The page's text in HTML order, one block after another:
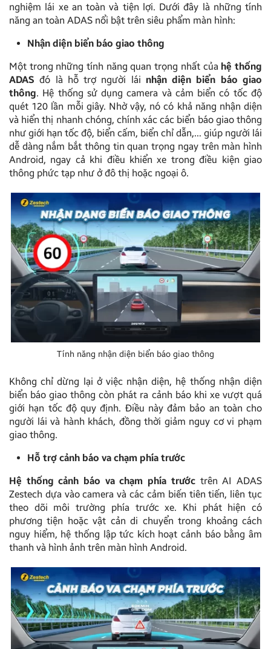
nghiệm lái xe an toàn và tiện lợi. Dưới đây là những tính
năng an toàn ADAS nổi bật trên siêu phẩm màn hình:
Nhận diện biển báo giao thông
Một trong những tính năng quan trọng nhất của hệ thống
ADAS đó là hỗ trợ người lái nhận diện biển báo giao
thông. Hệ thống sử dụng camera và cảm biển có tốc độ
quét 120 lần mỗi giây. Nhờ vậy, nó có khả năng nhận diện
và hiển thị nhanh chóng, chính xác các biển báo giao thông
như giới hạn tốc độ, biển cấm, biển chỉ dẫn,… giúp người lái
dễ dàng nắm bắt thông tin quan trọng ngay trên màn hình
Android, ngay cả khi điều khiển xe trong điều kiện giao
thông phức tạp như ở đô thị hoặc ngoại ô.
Tính năng nhận diện biển báo giao thông
Không chỉ dừng lại ở việc nhận diện, hệ thống nhận diện
biển báo giao thông còn phát ra cảnh báo khi xe vượt quá
giới hạn tốc độ quy định. Điều này đảm bảo an toàn cho
người lái và hành khách, đồng thời giảm nguy cơ vi phạm
giao thông.
Hỗ trợ cảnh báo va chạm phía trước
Hệ thống cảnh báo va chạm phía trướctrên AI ADAS
Zestech dựa vào camera và các cảm biến tiên tiến, liên tục
theo dõi môi trường phía trước xe. Khi phát hiện có
phương tiện hoặc vật cản di chuyển trong khoảng cách
nguy hiểm, hệ thống lập tức kích hoạt cảnh báo bằng âm
thanh và hình ảnh trên màn hình Android.